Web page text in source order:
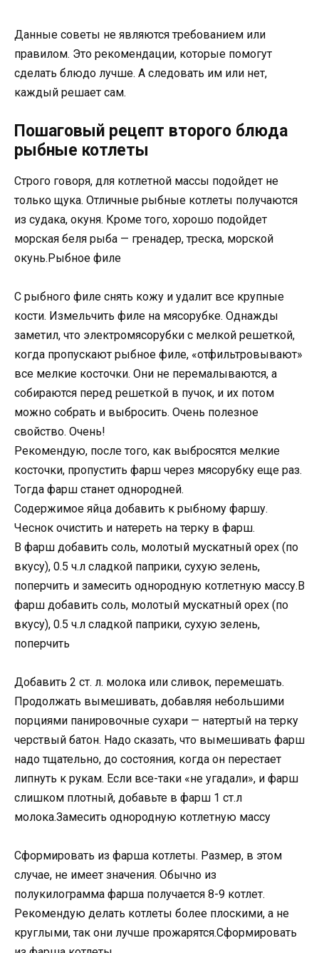
Данные советы не являются требованием или
правилом. Это рекомендации, которые помогут
сделать блюдо лучше. А следовать им или нет,
каждый решает сам.
Пошаговый рецепт второго блюда
рыбные котлеты
Строго говоря, для котлетной массы подойдет не
только щука. Отличные рыбные котлеты получаются
из судака, окуня. Кроме того, хорошо подойдет
морская беля рыба — гренадер, треска, морской
окунь.Рыбное филе
С рыбного филе снять кожу и удалит все крупные
кости. Измельчить филе на мясорубке. Однажды
заметил, что электромясорубки с мелкой решеткой,
когда пропускают рыбное филе, «отфильтровывают»
все мелкие косточки. Они не перемалываются, а
собираются перед решеткой в пучок, и их потом
можно собрать и выбросить. Очень полезное
свойство. Очень!
Рекомендую, после того, как выбросятся мелкие
косточки, пропустить фарш через мясорубку еще раз.
Тогда фарш станет однородней.
Содержимое яйца добавить к рыбному фаршу.
Чеснок очистить и натереть на терку в фарш.
В фарш добавить соль, молотый мускатный орех (по
вкусу), 0.5 ч.л сладкой паприки, сухую зелень,
поперчить и замесить однородную котлетную массу.В
фарш добавить соль, молотый мускатный орех (по
вкусу), 0.5 ч.л сладкой паприки, сухую зелень,
поперчить
Добавить 2 ст. л. молока или сливок, перемешать.
Продолжать вымешивать, добавляя небольшими
порциями панировочные сухари — натертый на терку
черствый батон. Надо сказать, что вымешивать фарш
надо тщательно, до состояния, когда он перестает
липнуть к рукам. Если все-таки «не угадали», и фарш
слишком плотный, добавьте в фарш 1 ст.л
молока.Замесить однородную котлетную массу
Сформировать из фарша котлеты. Размер, в этом
случае, не имеет значения. Обычно из
полукилограмма фарша получается 8-9 котлет.
Рекомендую делать котлеты более плоскими, а не
круглыми, так они лучше прожарятся.Сформировать